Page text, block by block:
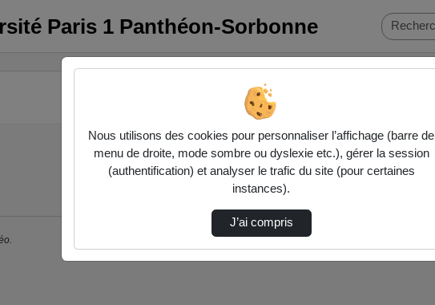
Paris 1 Panthéon-Sorbonne
Nous utilisons des cookies pour personnaliser l’affichage (barre de
menu de droite, mode sombre ou dyslexie etc.), gérer la session
(authentification) et analyser le trafic du site (pour certaines
instances).
J’ai compris